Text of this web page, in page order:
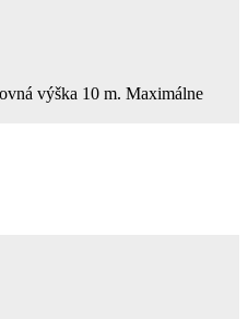
výška 10 m. Maximálne